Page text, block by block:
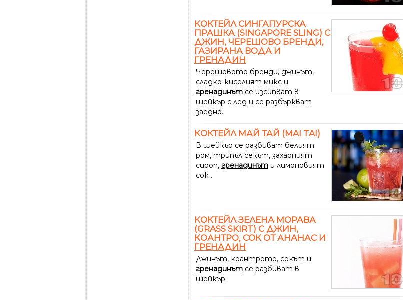
КОКТЕЙЛ СИНГАПУРСКА
ПРАШКА (SINGAPORE SLING) С
ДЖИН, ЧЕРЕШОВО БРЕНДИ,
ГАЗИРАНА ВОДА И
ГРЕНАДИН
Черешовото бренди, джинът,
сладко-киселият микс и
гренадинът се изсипват в
шейкър с лед и се разбъркват
заедно.
КОКТЕЙЛ МАЙ ТАЙ (MAI TAI)
В шейкър се разбиват белият
ром, трипъл секът, захарният
сироп, гренадинът и лимоновият
сок .
КОКТЕЙЛ ЗЕЛЕНА МОРАВА
(GRASS SKIRT) С ДЖИН,
КОАНТРО, СОК ОТ АНАНАС И
ГРЕНАДИН
Джинът, коантрото, сокът и
гренадинът се разбиват в
шейкър.